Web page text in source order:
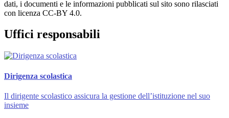
dati, i documenti e le informazioni pubblicati sul sito sono rilasciati
con licenza CC-BY 4.0.
Uffici responsabili
Dirigenza scolastica
Il dirigente scolastico assicura la gestione dell’istituzione nel suo
insieme